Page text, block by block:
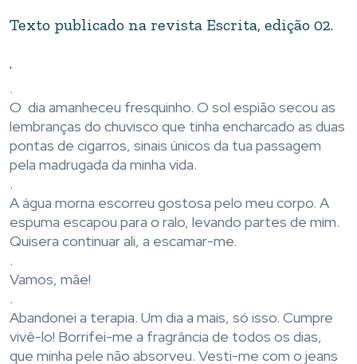
Texto publicado na revista Escrita, edição 02.
.
.
O dia amanheceu fresquinho. O sol espião secou as
lembranças do chuvisco que tinha encharcado as duas
pontas de cigarros, sinais únicos da tua passagem
pela madrugada da minha vida.
.
A água morna escorreu gostosa pelo meu corpo. A
espuma escapou para o ralo, levando partes de mim.
Quisera continuar ali, a escamar-me.
.
Vamos, mãe!
.
Abandonei a terapia. Um dia a mais, só isso. Cumpre
vivê-lo! Borrifei-me a fragrância de todos os dias,
que minha pele não absorveu. Vesti-me com o jeans